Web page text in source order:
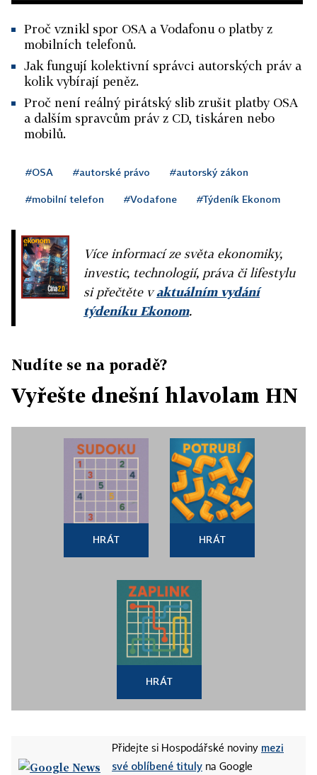
Proč vznikl spor OSA a Vodafonu o platby z
mobilních telefonů.
Jak fungují kolektivní správci autorských práv a
kolik vybírají peněz.
Proč není reálný pirátský slib zrušit platby OSA
a dalším spravcům práv z CD, tiskáren nebo
mobilů.
#OSA #autorské právo #autorský zákon
#mobilní telefon #Vodafone #Týdeník Ekonom
Více informací ze světa ekonomiky,
investic, technologií, práva či lifestylu
si přečtěte vaktuálním vydání
týdeníku Ekonom.
Nudíte se na poradě?
Vyřešte dnešní hlavolam HN
HRÁT HRÁT
HRÁT
Přidejte si Hospodářské noviny mezi
své oblíbené tituly na Google